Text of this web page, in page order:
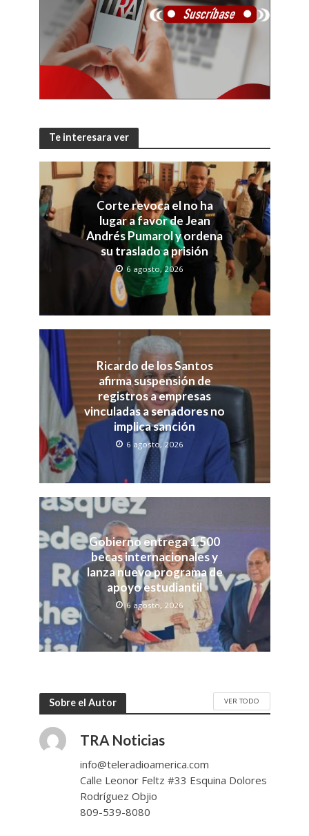
Te interesara ver
Corte revoca el no ha
lugar a favor de Jean
Andrés Pumarol y ordena
su traslado a prisión
6 agosto, 2026
Ricardo de los Santos
afirma suspensión de
registros a empresas
vinculadas a senadores no
implica sanción
6 agosto, 2026
Gobierno entrega 1,500
becas internacionales y
lanza nuevo programa de
apoyo estudiantil
6 agosto, 2026
Sobre el Autor VER TODO
TRA Noticias
info@teleradioamerica.com
Calle Leonor Feltz #33 Esquina Dolores
Rodríguez Objio
809-539-8080